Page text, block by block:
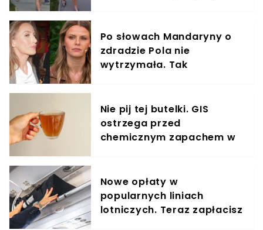
Po słowach Mandaryny o
zdradzie Pola nie
wytrzymała. Tak
Nie pij tej butelki. GIS
ostrzega przed
chemicznym zapachem w
Nowe opłaty w
popularnych liniach
lotniczych. Teraz zapłacisz